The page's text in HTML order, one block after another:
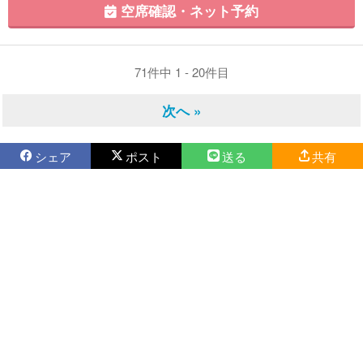
空席確認・ネット予約
71件中 1 - 20件目
次へ »
シェア ポスト 送る 共有